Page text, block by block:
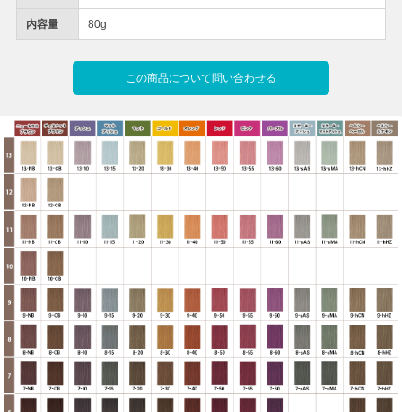
内容量 80g
この商品について問い合わせる